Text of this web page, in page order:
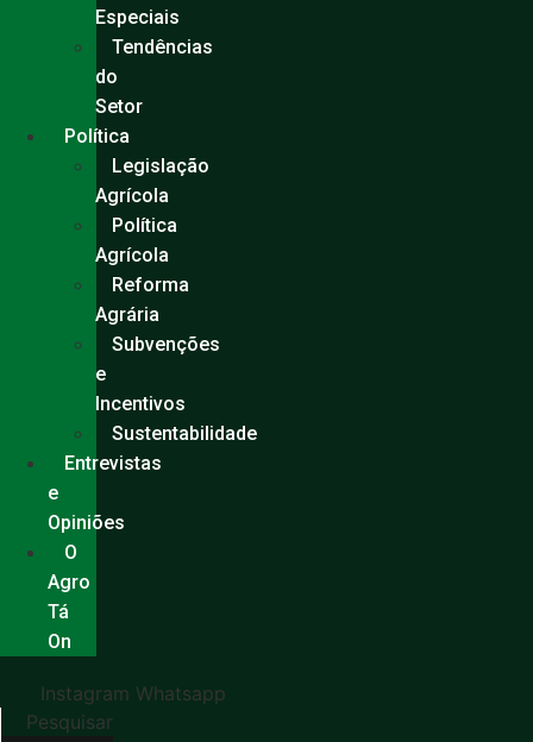
Especiais
Tendências
do
Setor
Política
Legislação
Agrícola
Política
Agrícola
Reforma
Agrária
Subvenções
e
Incentivos
Sustentabilidade
Entrevistas
e
Opiniões
O
Agro
Tá
On
Instagram Whatsapp
Pesquisar